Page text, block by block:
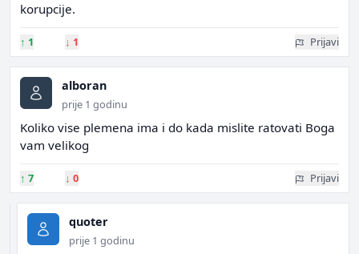
korupcije.
↑ 1 ↓ 1 Prijavi
alboran
prije 1 godinu
Koliko vise plemena ima i do kada mislite ratovati Boga
vam velikog
↑ 7 ↓ 0 Prijavi
quoter
prije 1 godinu